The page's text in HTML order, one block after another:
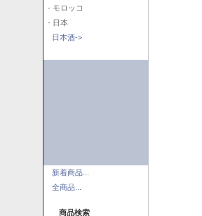
- モロッコ
- 日本
日本酒->
新着商品...
全商品...
商品検索